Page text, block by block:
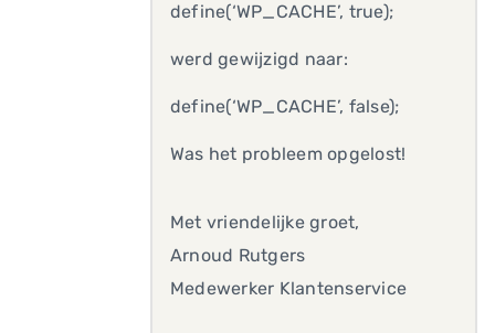
define(‘WP_CACHE’, true);
werd gewijzigd naar:
define(‘WP_CACHE’, false);
Was het probleem opgelost!
Met vriendelijke groet,
Arnoud Rutgers
Medewerker Klantenservice